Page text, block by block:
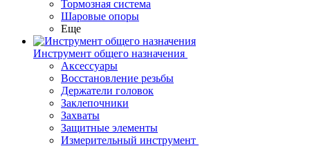
Тормозная система
Шаровые опоры
Еще
Инструмент общего назначения
Аксессуары
Восстановление резьбы
Держатели головок
Заклепочники
Захваты
Защитные элементы
Измерительный инструмент